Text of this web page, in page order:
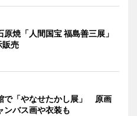
焼「人間国宝 福島善三展」
売
で「やなせたかし展」 原画
ンバス画や衣装も